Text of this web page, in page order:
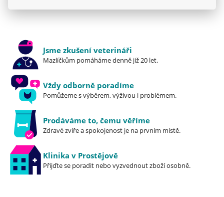
Jsme zkušení veterináři
Mazlíčkům pomáháme denně již 20 let.
Vždy odborně poradíme
Pomůžeme s výběrem, výživou i problémem.
Prodáváme to, čemu věříme
Zdravé zvíře a spokojenost je na prvním místě.
Klinika v Prostějově
Přijďte se poradit nebo vyzvednout zboží osobně.